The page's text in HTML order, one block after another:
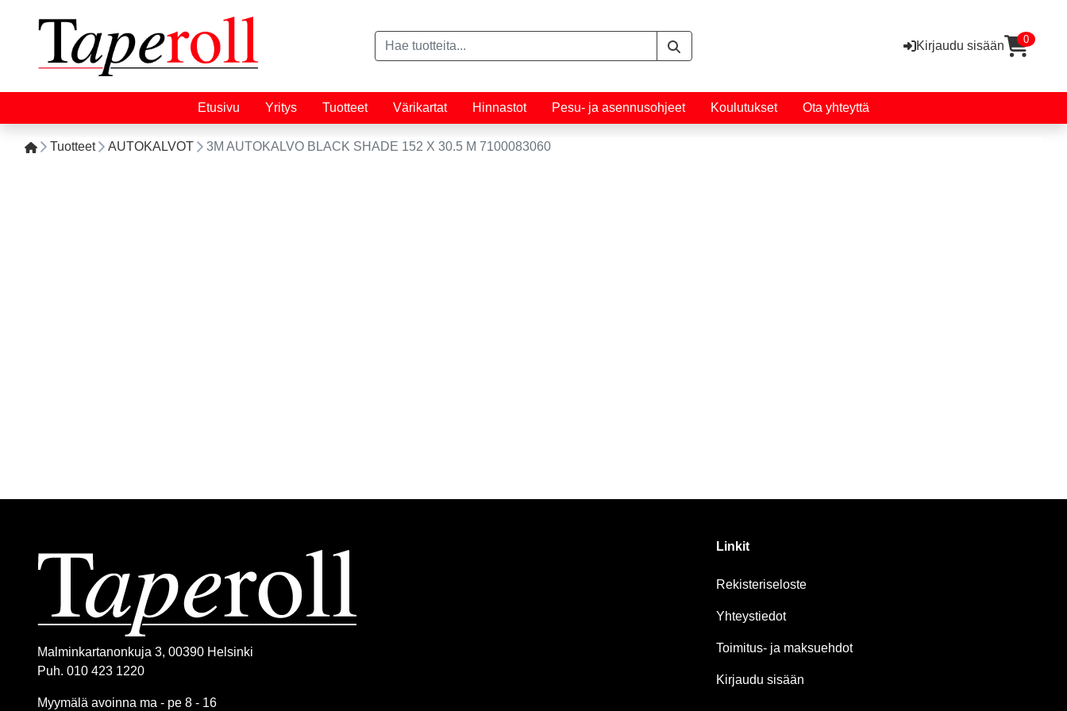
Kirjaudu sisään 0
Etusivu Yritys Tuotteet Värikartat Hinnastot Pesu- ja asennusohjeet Koulutukset Ota yhteyttä
Tuotteet AUTOKALVOT 3M AUTOKALVO BLACK SHADE 152 X 30.5 M 7100083060
Malminkartanonkuja 3, 00390 Helsinki
Puh. 010 423 1220
Myymälä avoinna ma - pe 8 - 16
Linkit
Rekisteriseloste
Yhteystiedot
Toimitus- ja maksuehdot
Kirjaudu sisään